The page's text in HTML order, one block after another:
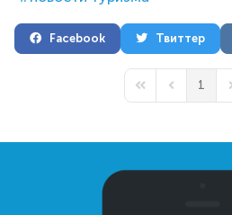
Facebook Твиттер
First PagePrevious
1